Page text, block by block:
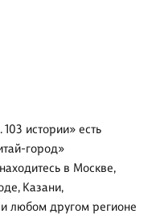
истории» есть
город»
в Москве,
Казани,
любом другом регионе